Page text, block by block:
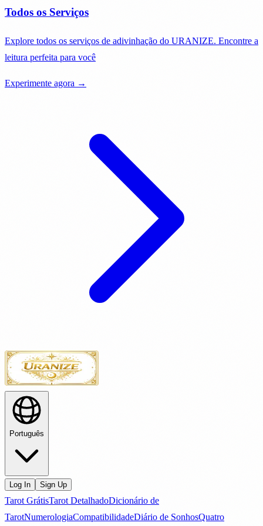
Todos os Serviços
Explore todos os serviços de adivinhação do URANIZE. Encontre a
leitura perfeita para você
Experimente agora →
Português
Log In Sign Up
Tarot GrátisTarot DetalhadoDicionário de
TarotNumerologiaCompatibilidadeDiário de SonhosQuatro